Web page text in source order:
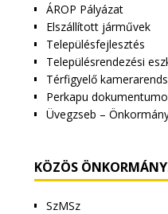
ÁROP Pályázat
Elszállított járművek
Településfejlesztés
Településrendezési
Térfigyelő
Perkapu
Üvegzseb –
KÖZÖS
SzMSz